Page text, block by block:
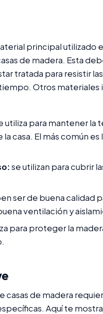
principal utilizado
de madera. Esta
tratada para resistir las
Otros
utiliza para mantener la
casa. El más común es
se utilizan para cubrir
ser de buena calidad
ventilación y
para proteger la
casas de madera
Aquí te